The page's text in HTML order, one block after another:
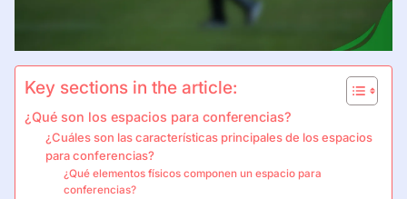
Key sections in the article:
¿Qué son los espacios para conferencias?
¿Cuáles son las características principales de los espacios
para conferencias?
¿Qué elementos físicos componen un espacio para
conferencias?